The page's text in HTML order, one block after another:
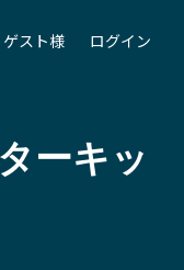
ーキッ
ゲスト様 ログイン